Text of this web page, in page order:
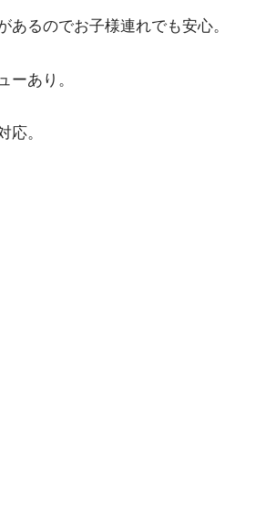
あるのでお子様連れでも安心。
ーあり。
応。